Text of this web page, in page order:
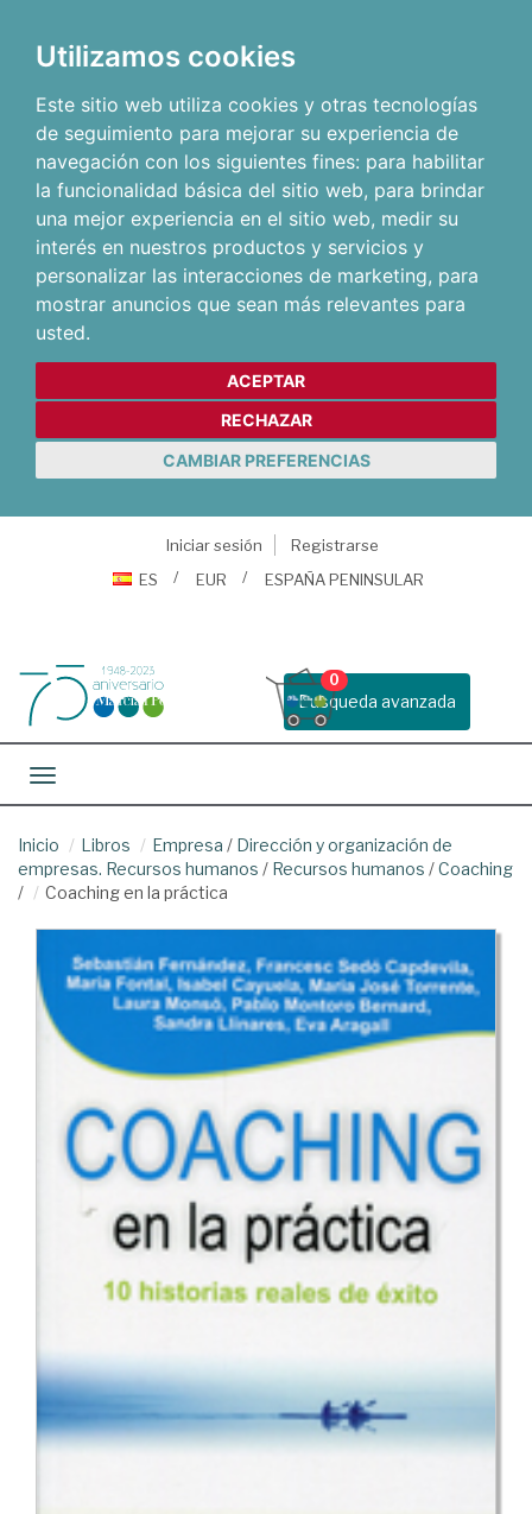
Utilizamos cookies
Este sitio web utiliza cookies y otras tecnologías
de seguimiento para mejorar su experiencia de
navegación con los siguientes fines: para habilitar
la funcionalidad básica del sitio web, para brindar
una mejor experiencia en el sitio web, medir su
interés en nuestros productos y servicios y
personalizar las interacciones de marketing, para
mostrar anuncios que sean más relevantes para
usted.
ACEPTAR
RECHAZAR
CAMBIAR PREFERENCIAS
Iniciar sesión
Registrarse
ES
EUR ESPAÑA PENINSULAR
Busqueda avanzada
0
Toggle navigation
Inicio Libros Empresa / Dirección y organización de
empresas. Recursos humanos / Recursos humanos /Coaching
/
Coaching en la práctica